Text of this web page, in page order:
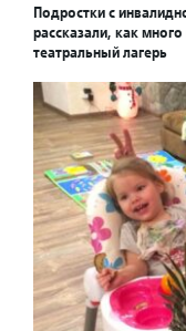
Подростки с
рассказали, как
театральный лагерь